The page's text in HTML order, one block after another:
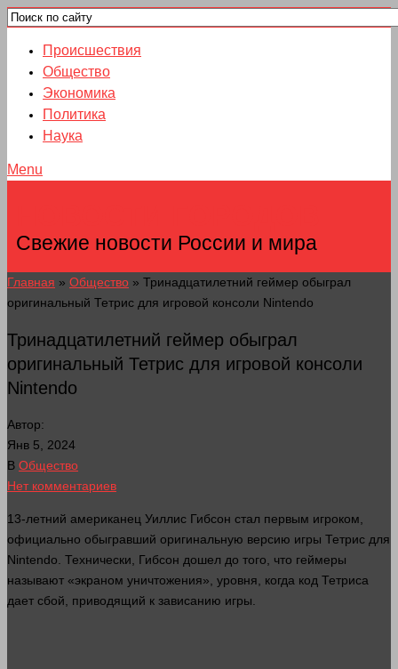
Происшествия
Общество
Экономика
Политика
Наука
Menu
Свежие новости России и мира
Главная » Общество » Тринадцатилетний геймер обыграл
оригинальный Тетрис для игровой консоли Nintendo
Тринадцатилетний геймер обыграл
оригинальный Тетрис для игровой консоли
Nintendo
Автор:
Янв 5, 2024
В Общество
Нет комментариев
13-летний американец Уиллис Гибсон стал первым игроком,
официально обыгравший оригинальную версию игры Тетрис для
Nintendo. Технически, Гибсон дошел до того, что геймеры
называют «экраном уничтожения», уровня, когда код Тетриса
дает сбой, приводящий к зависанию игры.